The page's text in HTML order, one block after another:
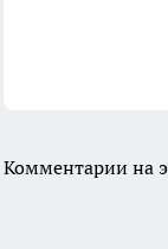
Комментарии на